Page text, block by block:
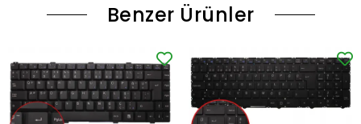
Benzer Ürünler